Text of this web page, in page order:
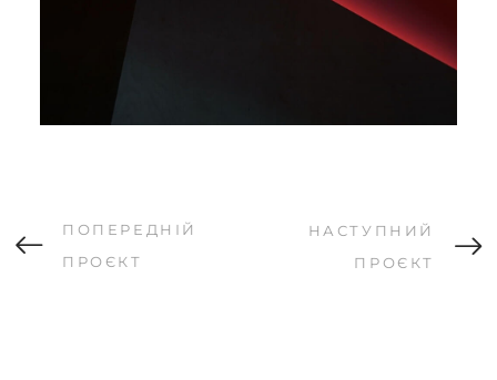
ПОПЕРЕДНІЙ
ПРОЄКТ
НАСТУПНИЙ
ПРОЄКТ